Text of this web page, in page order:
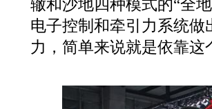
辙和沙地四种模式的“全
电子控制和牵引力系统
力，简单来说就是依靠